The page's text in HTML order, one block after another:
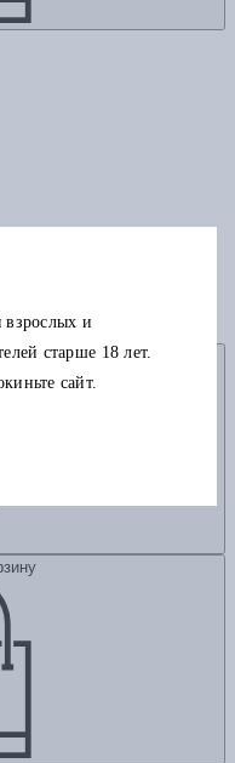
взрослых и
старше 18 лет.
сайт.